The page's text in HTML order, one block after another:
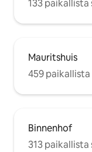
133
Mauritshuis
459
Binnenhof
313